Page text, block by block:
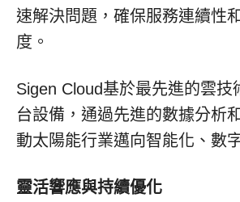
速解決問題，確保服務連續性
度。
Sigen Cloud基於最先進的雲技
台設備，通過先進的數據分析
動太陽能行業邁向智能化、數
靈活響應與持續優化